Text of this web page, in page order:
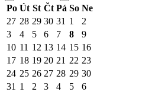
Po Út St Čt Pá So Ne
27 28 29 30 31 1
2
3
4 5 6 7 8
9
10 11 12 13 14 15 16
17 18 19 20 21 22 23
24 25 26 27 28 29 30
31 1 2 3 4 5 6